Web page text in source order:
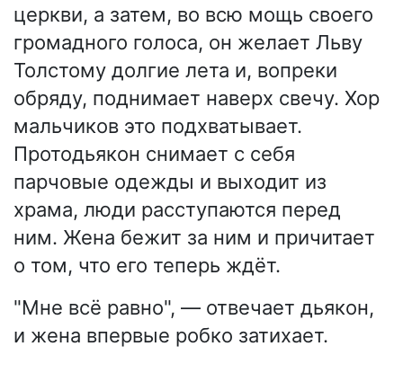
церкви, а затем, во всю мощь своего
громадного голоса, он желает Льву
Толстому долгие лета и, вопреки
обряду, поднимает наверх свечу. Хор
мальчиков это подхватывает.
Протодьякон снимает с себя
парчовые одежды и выходит из
храма, люди расступаются перед
ним. Жена бежит за ним и причитает
о том, что его теперь ждёт.
"Мне всё равно", — отвечает дьякон,
и жена впервые робко затихает.